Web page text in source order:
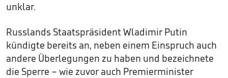
unklar.
Russlands Staatspräsident Wladimir Putin
kündigte bereits an, neben einem Einspruch auch
andere Überlegungen zu haben und bezeichnete
die Sperre – wie zuvor auch Premierminister